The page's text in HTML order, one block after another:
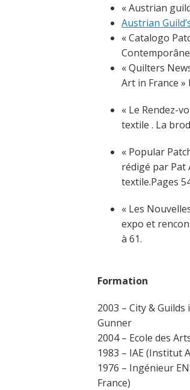
« Austrian
Austrian
« Catalogo
« Quilters
Art in France »
« Le Rendez-
textile . La
« Popular
rédigé par Pat
textile.Pages
« Les
expo et
à 61.
Formation
2003 – City &
Gunner
2004 – Ecole des
1983 – IAE (Institut
1976 – Ingénieur
France)